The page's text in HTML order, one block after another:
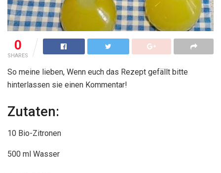
0
SHARES
So meine lieben, Wenn euch das Rezept gefällt bitte
hinterlassen sie einen Kommentar!
Zutaten:
10 Bio-Zitronen
500 ml Wasser